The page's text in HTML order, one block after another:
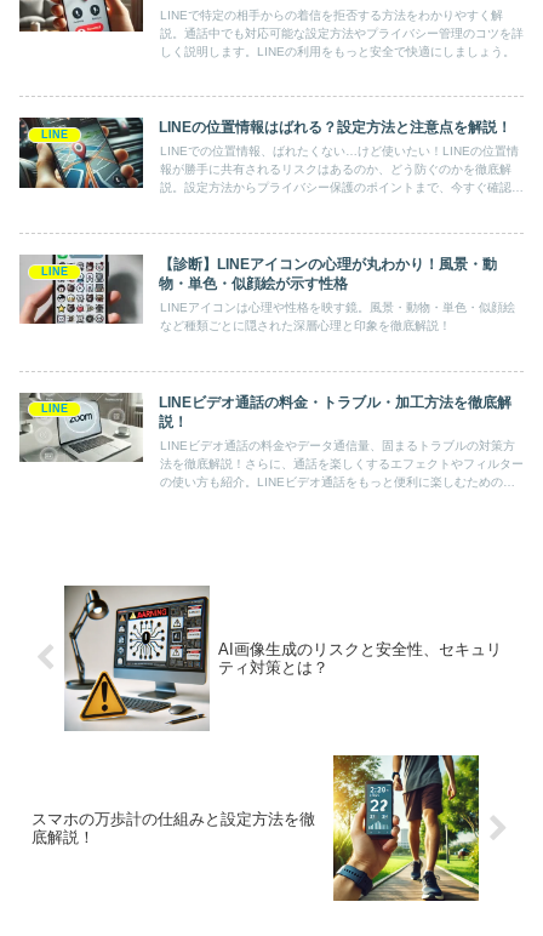
LINEで特定の相手からの着信を拒否する方法をわかりやすく解
説。通話中でも対応可能な設定方法やプライバシー管理のコツを詳
しく説明します。LINEの利用をもっと安全で快適にしましょう。
LINE LINEの位置情報はばれる？設定方法と注意点を解説！
LINEでの位置情報、ばれたくない…けど使いたい！LINEの位置情
報が勝手に共有されるリスクはあるのか、どう防ぐのかを徹底解
説。設定方法からプライバシー保護のポイントまで、今すぐ確認し
LINE
【診断】LINEアイコンの心理が丸わかり！風景・動
物・単色・似顔絵が示す性格
LINEアイコンは心理や性格を映す鏡。風景・動物・単色・似顔絵
など種類ごとに隠された深層心理と印象を徹底解説！
LINE
LINEビデオ通話の料金・トラブル・加工方法を徹底解
説！
LINEビデオ通話の料金やデータ通信量、固まるトラブルの対策方
法を徹底解説！さらに、通話を楽しくするエフェクトやフィルター
の使い方も紹介。LINEビデオ通話をもっと便利に楽しむためのポ
AI画像生成のリスクと安全性、セキュリ
ティ対策とは？
スマホの万歩計の仕組みと設定方法を徹
底解説！